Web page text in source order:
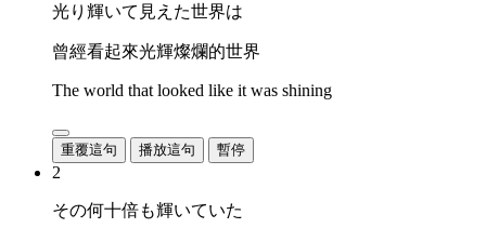
光り輝いて見えた世界は
曾經看起來光輝燦爛的世界
The world that looked like it was shining
重覆這句 播放這句 暫停
2
その何十倍も輝いていた